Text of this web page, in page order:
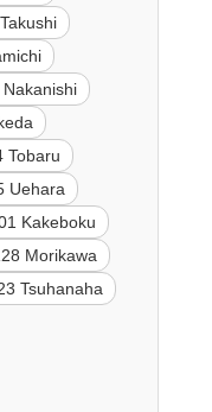
Tobaru
Uehara
Kakeboku
Morikawa
Tsuhanaha